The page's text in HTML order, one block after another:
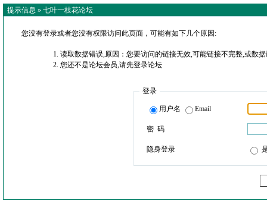
提示信息 » 七叶一枝花论坛
您没有登录或者您没有权限访问此页面，可能有如下几个原因:
读取数据错误,原因：您要访问的链接无效,可能链接不完整,或数
您还不是论坛会员,请先登录论坛
登录
用户名 Email
密 码
隐身登录